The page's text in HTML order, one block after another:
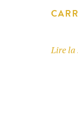
Lire la